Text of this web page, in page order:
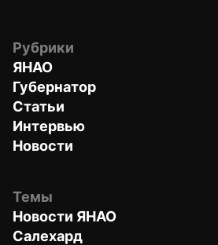
Рубрики
ЯНАО
Губернатор
Статьи
Интервью
Новости
Темы
Новости ЯНАО
Салехард